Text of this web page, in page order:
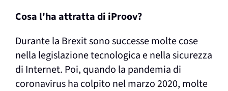
Cosa l'ha attratta di iProov?
Durante la Brexit sono successe molte cose
nella legislazione tecnologica e nella sicurezza
di Internet. Poi, quando la pandemia di
coronavirus ha colpito nel marzo 2020, molte